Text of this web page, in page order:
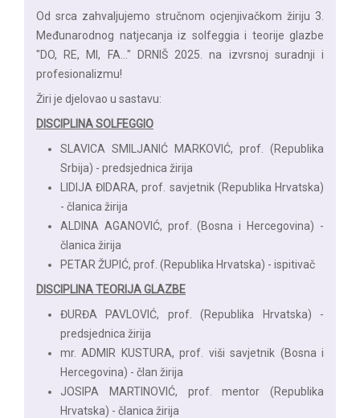
Od srca zahvaljujemo stručnom ocjenjivačkom žiriju 3.
Međunarodnog natjecanja iz solfeggia i teorije glazbe
"DO, RE, MI, FA..." DRNIŠ 2025. na izvrsnoj suradnji i
profesionalizmu!
Žiri je djelovao u sastavu:
DISCIPLINA SOLFEGGIO
SLAVICA SMILJANIĆ MARKOVIĆ, prof. (Republika
Srbija) - predsjednica žirija
LIDIJA ĐIDARA, prof. savjetnik (Republika Hrvatska)
- članica žirija
ALDINA AGANOVIĆ, prof. (Bosna i Hercegovina) -
članica žirija
PETAR ŽUPIĆ, prof. (Republika Hrvatska) - ispitivač
DISCIPLINA TEORIJA GLAZBE
ĐURĐA PAVLOVIĆ, prof. (Republika Hrvatska) -
predsjednica žirija
mr. ADMIR KUSTURA, prof. viši savjetnik (Bosna i
Hercegovina) - član žirija
JOSIPA MARTINOVIĆ, prof. mentor (Republika
Hrvatska) - članica žirija